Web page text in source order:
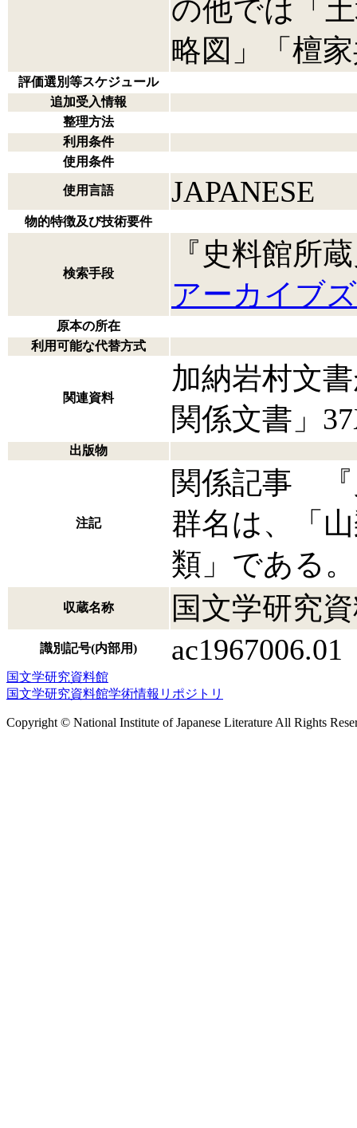
の他では「
略図」「檀
評価選別等スケジュール
追加受入情報
整理方法
利用条件
使用条件
使用言語 JAPANESE
物的特徴及び技術要件
検索手段
『史料館所
アーカイブ
原本の所在
利用可能な代替方式
関連資料
加納岩村文
関係文書」
出版物
注記
関係記事 『
群名は、「
類」である。
収蔵名称 国文学研究
識別記号(内部用) ac1967006.01
国文学研究資料館
国文学研究資料館学術情報リポジトリ
Copyright © National Institute of Japanese Literature All Rights